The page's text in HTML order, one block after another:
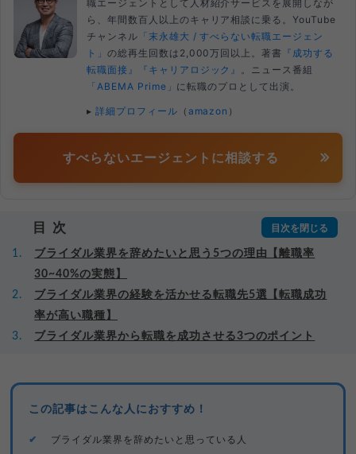
職エージェントとして人材紹介サービスを展開しなが
ら、年間数百人以上のキャリア相談に乗る。YouTube
チャンネル 「末永雄大 / すべらない転職エージェン
ト」 の総再生回数は2,000万回以上。著書 『成功する
転職面接』
『キャリアロジック』
。ニュース番組
「ABEMA Prime」 に転職のプロとして出演。
▸ 詳細プロフィール （ amazon ）
すべらないエージェントに相談する
目次
ブライダル業界を辞めたいと思う5つの理由【離職率
30~40%の実態】
ブライダル業界の経験を活かせる転職先5選【転職成功
率が高い職種】
ブライダル業界から転職を成功させる3つのポイント
この記事はこんな人におすすめ！
ブライダル業界を辞めたいと思っている人